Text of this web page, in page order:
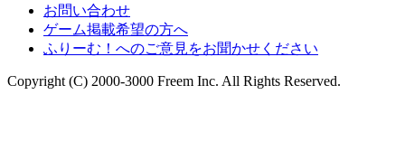
お問い合わせ
ゲーム掲載希望の方へ
ふりーむ！へのご意見をお聞かせください
Copyright (C) 2000-3000 Freem Inc. All Rights Reserved.